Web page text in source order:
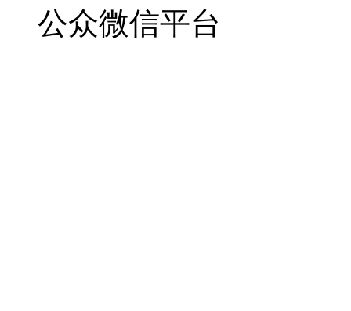
公众微信平台